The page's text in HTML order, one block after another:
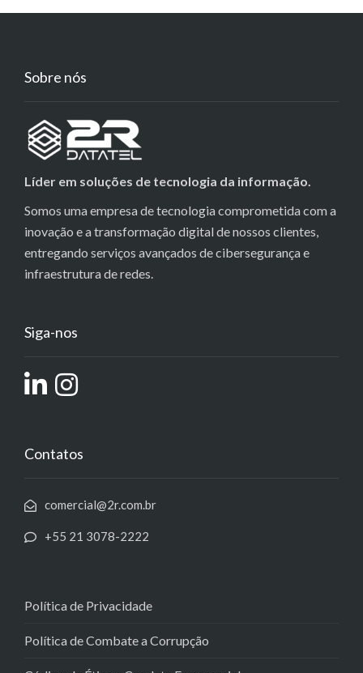
Sobre nós
Líder em soluções de tecnologia da informação.
Somos uma empresa de tecnologia comprometida com a
inovação e a transformação digital de nossos clientes,
entregando serviços avançados de cibersegurança e
infraestrutura de redes.
Siga-nos
Contatos
comercial@2r.com.br
+55 21 3078-2222
Política de Privacidade
Política de Combate a Corrupção